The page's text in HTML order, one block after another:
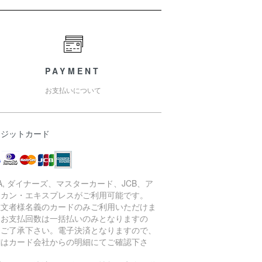
PAYMENT
お支払いについて
ットカード
ダイナーズ、マスターカード、JCB、ア
ン・エキスプレスがご利用可能です。
者様名義のカードのみご利用いただけま
支払回数は一括払いのみとなりますの
了承下さい。電子決済となりますので、
カード会社からの明細にてご確認下さ